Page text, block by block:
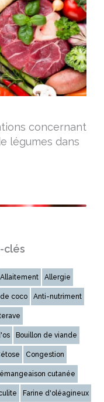
concernant
légumes dans
clés
Allaitement Allergie
coco Anti-nutriment
Bouillon de viande
Congestion
cutanée
Farine d'oléagineux